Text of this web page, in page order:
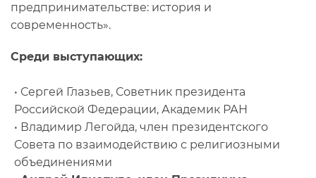
предпринимательстве: история и
современность».
Среди выступающих:
• Сергей Глазьев, Советник президента
Российской Федерации, Академик РАН
• Владимир Легойда, член президентского
Совета по взаимодействию с религиозными
объединениями